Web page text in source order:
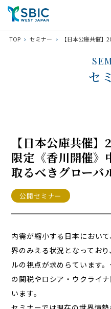
TOP セミナー 【日本公庫共催】
セ
【日本公庫共催
限定《香川開催》
取るべきグローバ
公開セミナー
内需が縮小する日本におい
界のみえる状況となってお
ルの視点が求めらています
の関税やロシア・ウクライ
います。